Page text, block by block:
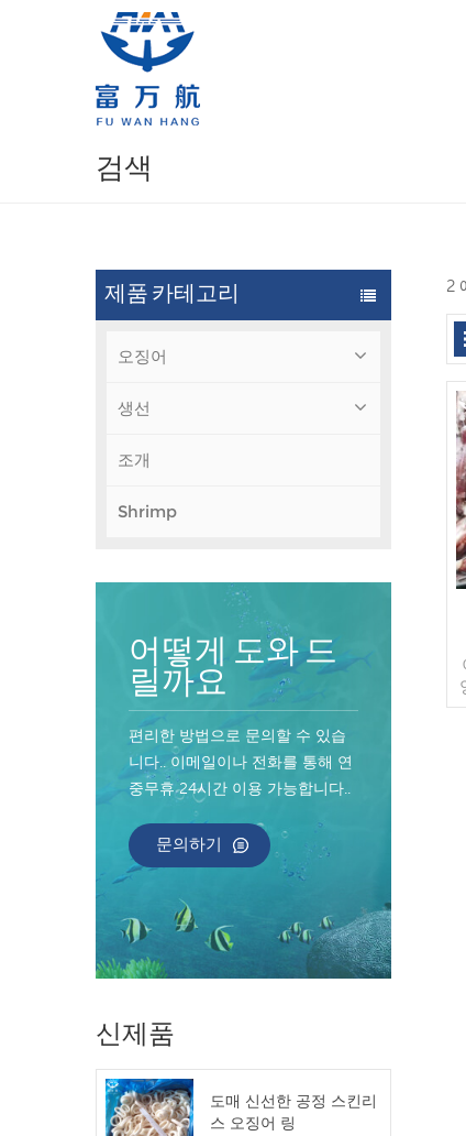
검색
제품 카테고리
오징어
생선
조개
Shrimp
어떻게 도와 드
릴까요
편리한 방법으로 문의할 수 있습
니다.. 이메일이나 전화를 통해 연
중무휴 24시간 이용 가능합니다..
문의하기
신제품
도매 신선한 공정 스킨리
스 오징어 링
2